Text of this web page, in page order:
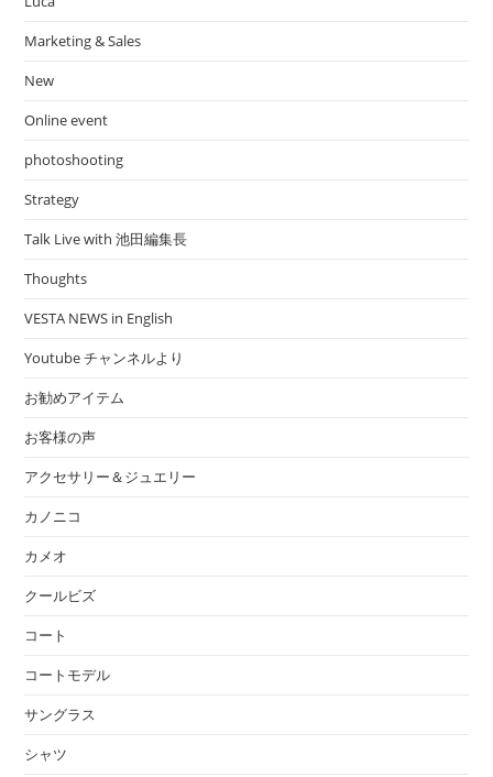
Marketing & Sales
New
Online event
photoshooting
Strategy
Talk Live with 池田編集長
Thoughts
VESTA NEWS in English
Youtube チャンネルより
お勧めアイテム
お客様の声
アクセサリー＆ジュエリー
カノニコ
カメオ
クールビズ
コート
コートモデル
サングラス
シャツ